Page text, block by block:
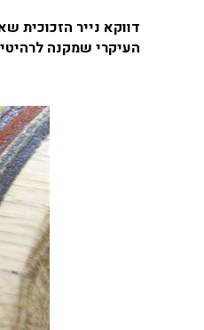
דווקא נייר
העיקרי שמקנה